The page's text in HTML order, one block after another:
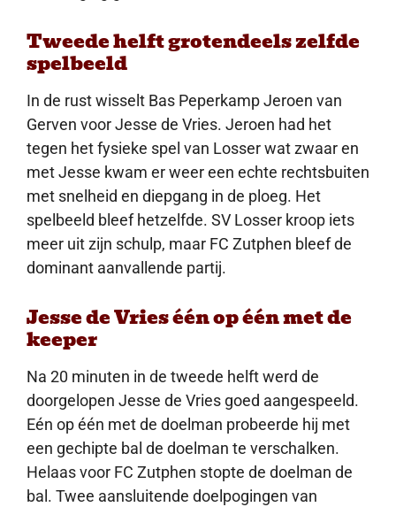
Tweede helft grotendeels zelfde
spelbeeld
In de rust wisselt Bas Peperkamp Jeroen van
Gerven voor Jesse de Vries. Jeroen had het
tegen het fysieke spel van Losser wat zwaar en
met Jesse kwam er weer een echte rechtsbuiten
met snelheid en diepgang in de ploeg. Het
spelbeeld bleef hetzelfde. SV Losser kroop iets
meer uit zijn schulp, maar FC Zutphen bleef de
dominant aanvallende partij.
Jesse de Vries één op één met de
keeper
Na 20 minuten in de tweede helft werd de
doorgelopen Jesse de Vries goed aangespeeld.
Eén op één met de doelman probeerde hij met
een gechipte bal de doelman te verschalken.
Helaas voor FC Zutphen stopte de doelman de
bal. Twee aansluitende doelpogingen van